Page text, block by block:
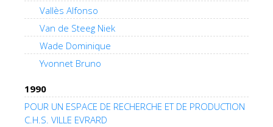
Vallès Alfonso
Van de Steeg Niek
Wade Dominique
Yvonnet Bruno
1990
POUR UN ESPACE DE RECHERCHE ET DE PRODUCTION
C.H.S. VILLE EVRARD